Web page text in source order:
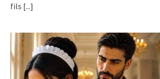
fils [...]